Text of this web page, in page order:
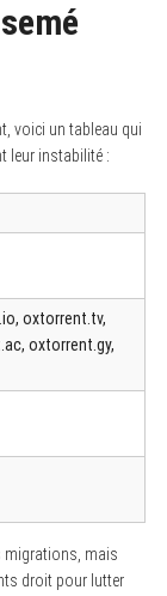
voici un tableau qui
leur instabilité :
oxtorrent.tv,
oxtorrent.gy,
migrations, mais
droit pour lutter